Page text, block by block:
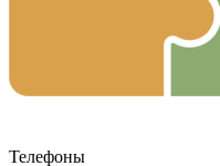
Телефоны